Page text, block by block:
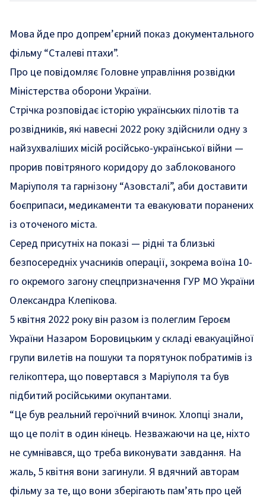
Мова йде про допрем’єрний показ документального
фільму “Сталеві птахи”.
Про це повідомляє Головне управління розвідки
Міністерства оборони України.
Стрічка розповідає історію українських пілотів та
розвідників, які навесні 2022 року здійснили одну з
найзухваліших місій російсько-української війни —
прорив повітряного коридору до заблокованого
Маріуполя та гарнізону “Азовсталі”, аби доставити
боєприпаси, медикаменти та евакуювати поранених
із оточеного міста.
Серед присутніх на показі — рідні та близькі
безпосередніх учасників операції, зокрема воїна 10-
го окремого загону спецпризначення ГУР МО України
Олександра Клепікова.
5 квітня 2022 року він разом із полеглим Героєм
України Назаром Боровицьким у складі евакуаційної
групи вилетів на пошуки та порятунок побратимів із
гелікоптера, що повертався з Маріуполя та був
підбитий російськими окупантами.
“Це був реальний героїчний вчинок. Хлопці знали,
що це політ в один кінець. Незважаючи на це, ніхто
не сумнівався, що треба виконувати завдання. На
жаль, 5 квітня вони загинули. Я вдячний авторам
фільму за те, що вони зберігають пам’ять про цей